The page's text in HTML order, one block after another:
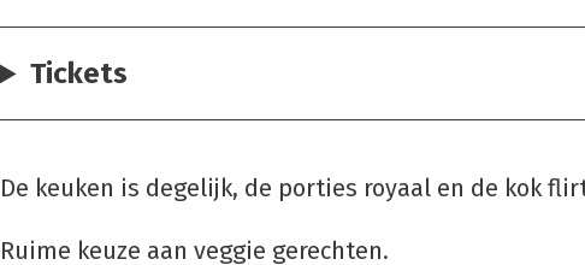
Tickets
De keuken is degelijk, de porties royaal en de kok
Ruime keuze aan veggie gerechten.